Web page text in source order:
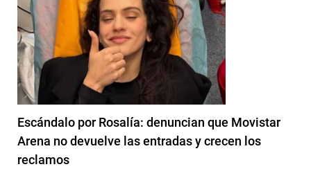
Escándalo por Rosalía: denuncian que Movistar
Arena no devuelve las entradas y crecen los
reclamos